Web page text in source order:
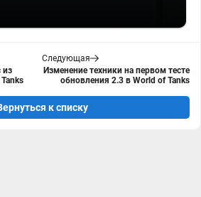
из
Следующая
Изменение техники на первом тесте
обновления 2.3 в World of Tanks
к списку